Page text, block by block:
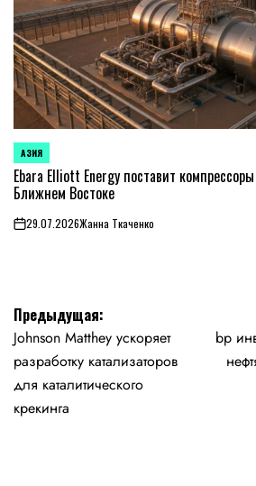
ОПУБЛИКОВАНО
В
АЗИЯ
Ebara Elliott Energy поставит
Ближнем Востоке
on29.07.2026Жанна Ткаченко
Навигация
по
записям
Предыдущая:
Johnson Matthey ускоряет
разработку катализаторов
для каталитического
крекинга
bp